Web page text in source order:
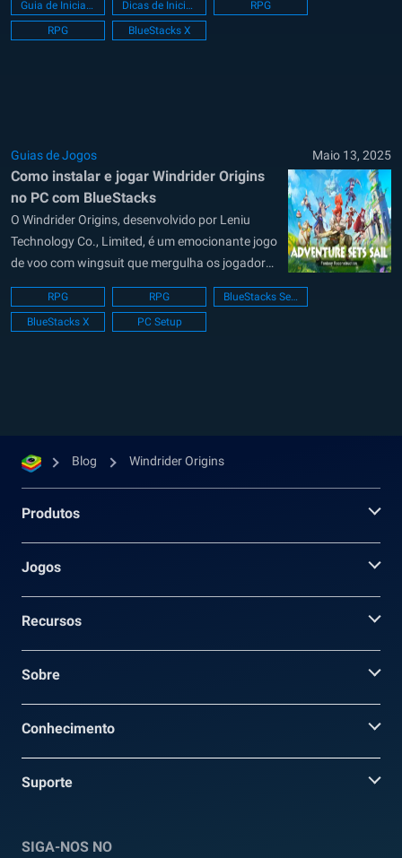
uma nova aventura, este guia para iniciantes foi
criado para ajudá-lo a começar com tudo. Da
Guia de Iniciante Dicas de Iniciante
RPG
RPG
BlueStacks X
Guias de Jogos Maio 13, 2025
Como instalar e jogar Windrider Origins
no PC com BlueStacks
O Windrider Origins, desenvolvido por Leniu
Technology Co., Limited, é um emocionante jogo
de voo com wingsuit que mergulha os jogadores
na emoção de voar pelos céus acima de cidades
movimentadas. Desenvolvido pela Voodoo, este
jogo oferece uma combinação única de
RPG RPG
BlueStacks Setup
BlueStacks X
PC Setup
Blog Windrider Origins
Produtos
Jogos
Recursos
Sobre
Conhecimento
Suporte
SIGA-NOS NO